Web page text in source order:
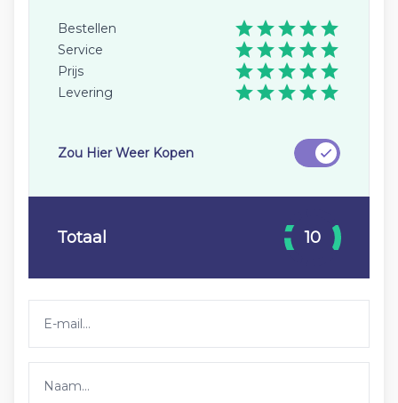
Bestellen
Service
Prijs
Levering
Zou Hier Weer Kopen
Totaal 10